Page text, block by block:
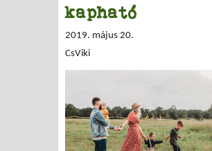
kapható
2019. május 20.
CsViki